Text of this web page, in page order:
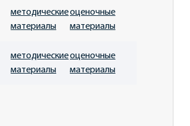
методические
материалы
оценочные
материалы
методические
материалы
оценочные
материалы